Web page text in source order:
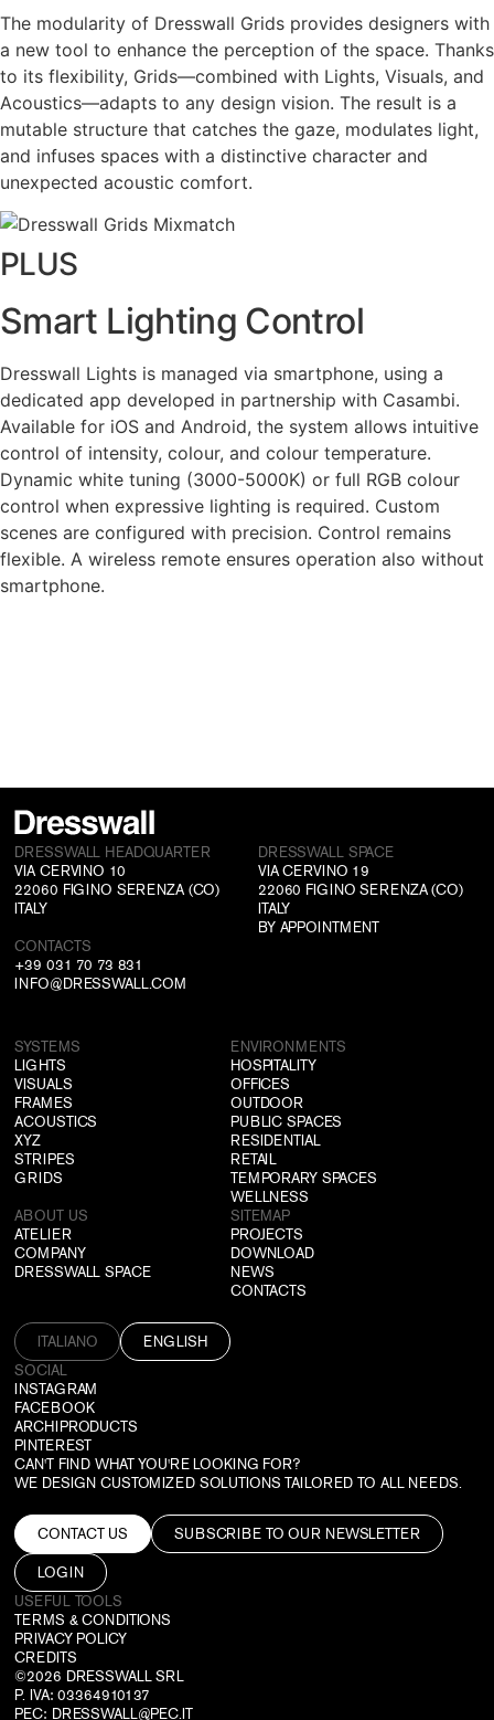
The modularity of Dresswall Grids provides designers with
a new tool to enhance the perception of the space. Thanks
to its flexibility, Grids—combined with Lights, Visuals, and
Acoustics—adapts to any design vision. The result is a
mutable structure that catches the gaze, modulates light,
and infuses spaces with a distinctive character and
unexpected acoustic comfort.
PLUS
Smart Lighting Control
Dresswall Lights is managed via smartphone, using a
dedicated app developed in partnership with Casambi.
Available for iOS and Android, the system allows intuitive
control of intensity, colour, and colour temperature.
Dynamic white tuning (3000-5000K) or full RGB colour
control when expressive lighting is required. Custom
scenes are configured with precision. Control remains
flexible. A wireless remote ensures operation also without
smartphone.
DRESSWALL HEADQUARTER
VIA CERVINO 10
22060 FIGINO SERENZA (CO)
ITALY
DRESSWALL SPACE
VIA CERVINO 19
22060 FIGINO SERENZA (CO)
ITALY
BY APPOINTMENT
CONTACTS
+39 031 70 73 831
INFO@DRESSWALL.COM
SYSTEMS
LIGHTS
VISUALS
FRAMES
ACOUSTICS
XYZ
STRIPES
GRIDS
ENVIRONMENTS
HOSPITALITY
OFFICES
OUTDOOR
PUBLIC SPACES
RESIDENTIAL
RETAIL
TEMPORARY SPACES
WELLNESS
ABOUT US
ATELIER
COMPANY
DRESSWALL SPACE
SITEMAP
PROJECTS
DOWNLOAD
NEWS
CONTACTS
ITALIANO
ENGLISH
SOCIAL
INSTAGRAM
FACEBOOK
ARCHIPRODUCTS
PINTEREST
CAN'T FIND WHAT YOU'RE LOOKING FOR?
WE DESIGN CUSTOMIZED SOLUTIONS TAILORED TO ALL NEEDS.
CONTACT US SUBSCRIBE TO OUR NEWSLETTER
LOGIN
©2026 DRESSWALL SRL
P. IVA: 03364910137
PEC: DRESSWALL@PEC.IT
USEFUL TOOLS
TERMS & CONDITIONS
PRIVACY POLICY
CREDITS